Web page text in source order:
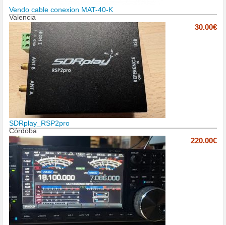
Vendo cable conexion MAT-40-K
Valencia
30.00€
SDRplay_RSP2pro
Córdoba
220.00€